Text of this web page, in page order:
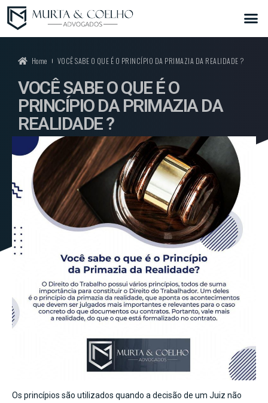
Home VOCÊ SABE O QUE É O PRINCÍPIO DA PRIMAZIA DA REALIDADE ?
VOCÊ SABE O QUE É O
PRINCÍPIO DA PRIMAZIA DA
REALIDADE ?
Os princípios são utilizados quando a decisão de um Juiz não